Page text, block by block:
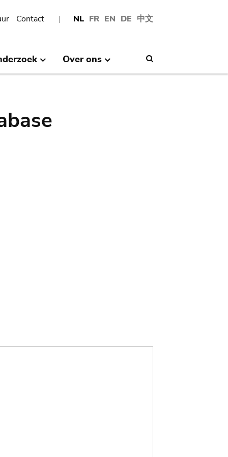
NL FR EN DE 中文
Contact
Over ons